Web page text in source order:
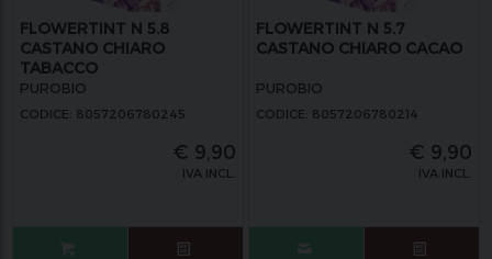
FLOWERTINT N 5.8
CASTANO CHIARO
TABACCO
PUROBIO
CODICE: 8057206780245
€ 9,90
IVA INCL.
FLOWERTINT N 5.7
CASTANO CHIARO CACAO
PUROBIO
CODICE: 8057206780214
€ 9,90
IVA INCL.